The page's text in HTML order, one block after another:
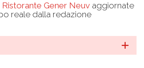
Ristorante Gener Neuvaggiornate
reale dalla redazione